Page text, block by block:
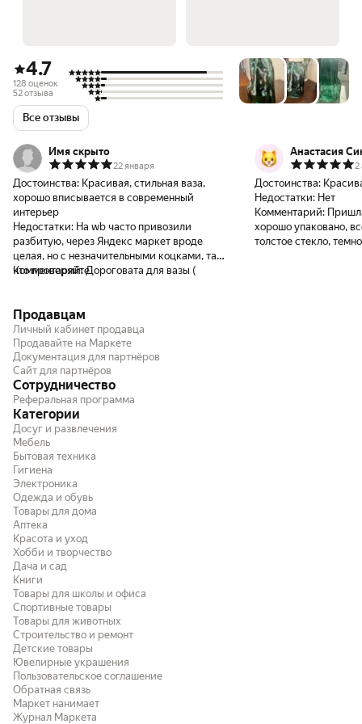
4.7
128 оценок
52 отзыва
Все отзывы
Имя скрыто
22 января
Достоинства: Красивая, стильная ваза,
хорошо вписывается в современный
интерьер
Недостатки: На wb часто привозили
разбитую, через Яндекс маркет вроде
целая, но с незначительными коцками, так
что проверяйте
Комментарий: Дороговата для вазы (
Анастасия
2
Достоинства:
Недостатки: Нет
Комментарий:
хорошо упаковано,
толстое стекло,
Продавцам
Личный кабинет продавца
Продавайте на Маркете
Документация для партнёров
Сайт для партнёров
Сотрудничество
Реферальная программа
Категории
Досуг и развлечения
Мебель
Бытовая техника
Гигиена
Электроника
Одежда и обувь
Товары для дома
Аптека
Красота и уход
Хобби и творчество
Дача и сад
Книги
Товары для школы и офиса
Спортивные товары
Товары для животных
Строительство и ремонт
Детские товары
Ювелирные украшения
Пользовательское соглашение
Обратная связь
Маркет нанимает
Журнал Маркета